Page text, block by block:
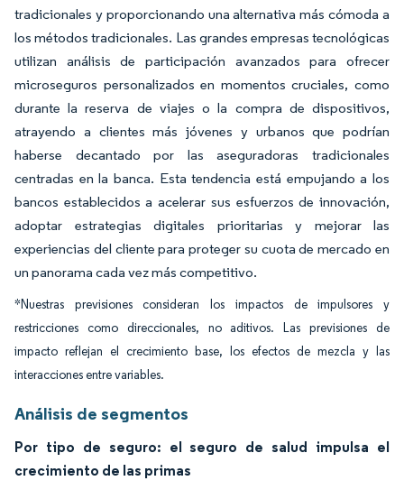
tradicionales y proporcionando una alternativa más cómoda a
los métodos tradicionales. Las grandes empresas tecnológicas
utilizan análisis de participación avanzados para ofrecer
microseguros personalizados en momentos cruciales, como
durante la reserva de viajes o la compra de dispositivos,
atrayendo a clientes más jóvenes y urbanos que podrían
haberse decantado por las aseguradoras tradicionales
centradas en la banca. Esta tendencia está empujando a los
bancos establecidos a acelerar sus esfuerzos de innovación,
adoptar estrategias digitales prioritarias y mejorar las
experiencias del cliente para proteger su cuota de mercado en
un panorama cada vez más competitivo.
*Nuestras previsiones consideran los impactos de impulsores y
restricciones como direccionales, no aditivos. Las previsiones de
impacto reflejan el crecimiento base, los efectos de mezcla y las
interacciones entre variables.
Análisis de segmentos
Por tipo de seguro: el seguro de salud impulsa el
crecimiento de las primas